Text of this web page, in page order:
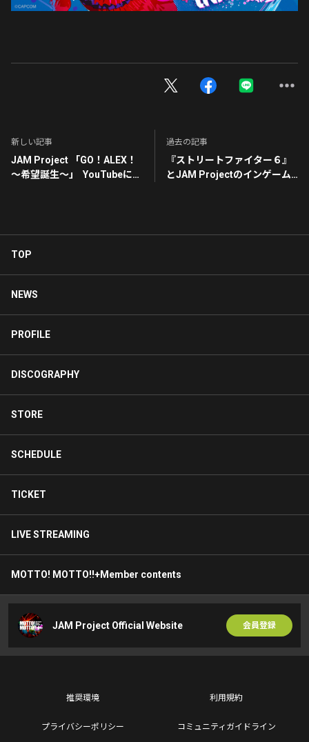
新しい記事
JAM Project 「GO！ALEX！
～希望誕生～」 YouTubeにお
過去の記事
『ストリートファイター６』
とJAM Projectのインゲーム
TOP
NEWS
PROFILE
DISCOGRAPHY
STORE
SCHEDULE
TICKET
LIVE STREAMING
MOTTO! MOTTO!!+Member contents
JAM Project Official Website 会員登録
推奨環境 利用規約
プライバシーポリシー コミュニティガイドライン